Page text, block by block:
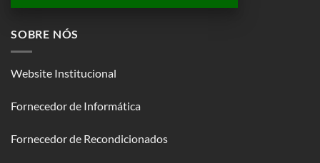
SOBRE NÓS
Website Institucional
Fornecedor de Informática
Fornecedor de Recondicionados